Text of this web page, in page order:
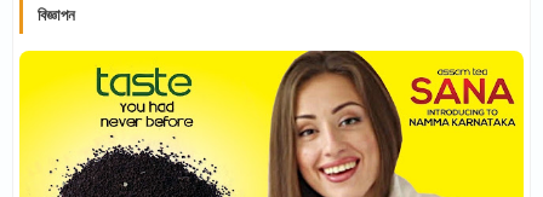
বিজ্ঞাপন